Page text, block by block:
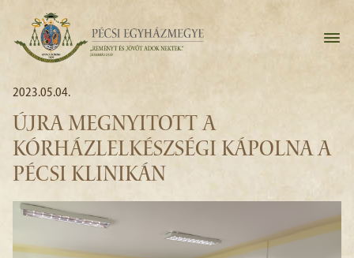
2023.05.04.
ÚJRA MEGNYITOTT A
KÓRHÁZLELKÉSZSÉGI KÁPOLNA A
PÉCSI KLINIKÁN